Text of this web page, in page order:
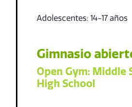
Adolescentes: 14-17 años
Gimnasio
Open Gym: Middle
High School